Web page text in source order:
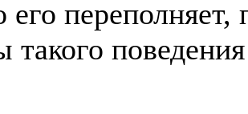
его
такого